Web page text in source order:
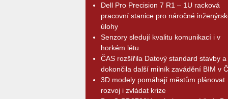
Dell Pro Precision 7 R1 – 1U racková
pracovní stanice pro náročné
úlohy
Senzory sledují kvalitu komunikací i v
horkém létu
ČAS rozšířila Datový standard stavby a
dokončila další milník zavádění BIM v
3D modely pomáhají městům plánovat
rozvoj i zvládat krize